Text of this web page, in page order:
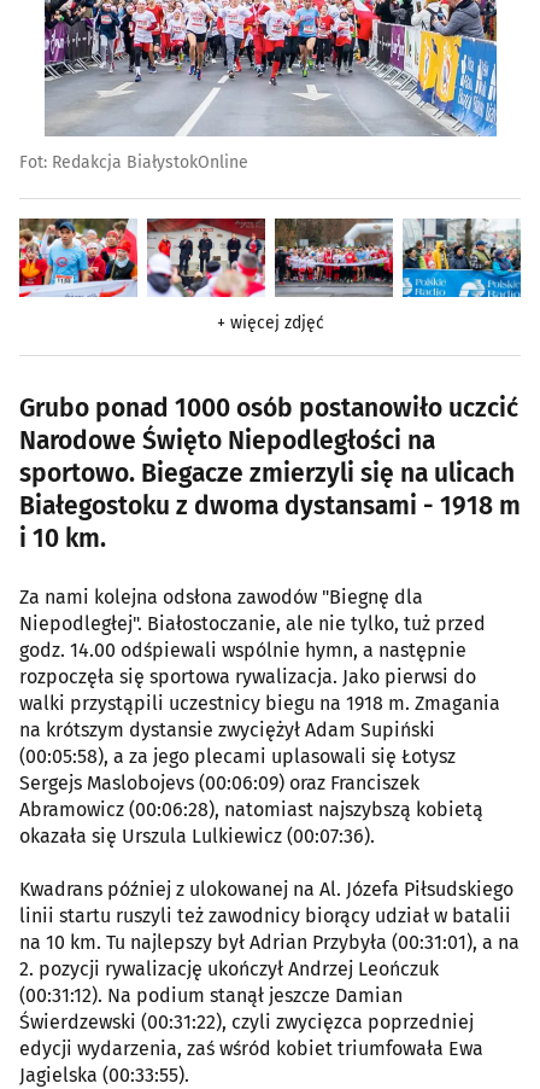
Fot: Redakcja BiałystokOnline
+ więcej zdjęć
Grubo ponad 1000 osób postanowiło uczcić
Narodowe Święto Niepodległości na
sportowo. Biegacze zmierzyli się na ulicach
Białegostoku z dwoma dystansami - 1918 m
i 10 km.
Za nami kolejna odsłona zawodów "Biegnę dla
Niepodległej". Białostoczanie, ale nie tylko, tuż przed
godz. 14.00 odśpiewali wspólnie hymn, a następnie
rozpoczęła się sportowa rywalizacja. Jako pierwsi do
walki przystąpili uczestnicy biegu na 1918 m. Zmagania
na krótszym dystansie zwyciężył Adam Supiński
(00:05:58), a za jego plecami uplasowali się Łotysz
Sergejs Maslobojevs (00:06:09) oraz Franciszek
Abramowicz (00:06:28), natomiast najszybszą kobietą
okazała się Urszula Lulkiewicz (00:07:36).
Kwadrans później z ulokowanej na Al. Józefa Piłsudskiego
linii startu ruszyli też zawodnicy biorący udział w batalii
na 10 km. Tu najlepszy był Adrian Przybyła (00:31:01), a na
2. pozycji rywalizację ukończył Andrzej Leończuk
(00:31:12). Na podium stanął jeszcze Damian
Świerdzewski (00:31:22), czyli zwycięzca poprzedniej
edycji wydarzenia, zaś wśród kobiet triumfowała Ewa
Jagielska (00:33:55).